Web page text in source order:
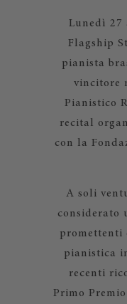
Lunedì 27
Flagship
pianista
vincitore
Pianistico
recital
con la
A soli
considerato
promettenti
pianistica
recenti
Primo